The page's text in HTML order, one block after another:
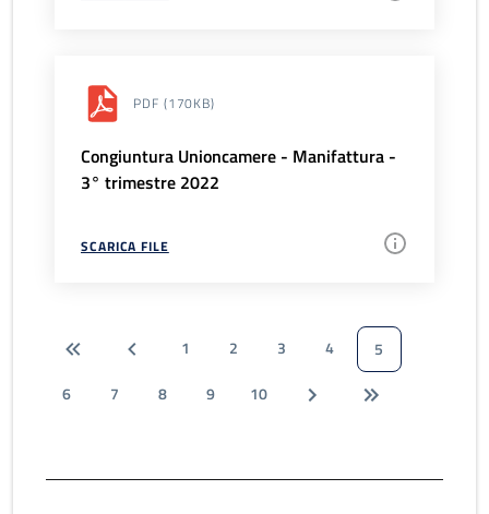
PDF (170KB)
Congiuntura Unioncamere - Manifattura -
3° trimestre 2022
SCARICA FILE
1 2 3 4
5
6
7 8 9 10